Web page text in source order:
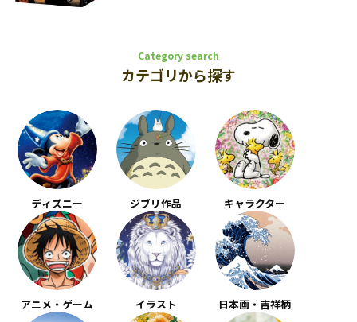
Category search
カテゴリから探す
ディズニー ジブリ作品 キャラクター
アニメ・ゲーム イラスト 日本画・吉祥柄